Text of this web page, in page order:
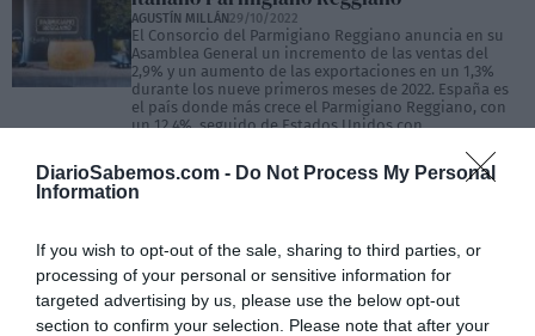
DiarioSabemos.com - Do Not Process My Personal
Information
If you wish to opt-out of the sale, sharing to third parties, or
processing of your personal or sensitive information for
targeted advertising by us, please use the below opt-out
section to confirm your selection. Please note that after your
AGUSTÍN MILLÁN29/10/2022
El Consorcio del Parmigiano Reggiano anuncia en su
Asamblea General un incremento de las ventas del
2,9% y un aumento de las exportaciones en un 1,3%
durante los nueve primeros meses de 2022. España es
el país donde más crece el Parmigiano Reggiano, con
un 12,4%, seguido de Estados Unidos con...
Parmigiano Regiano
AGUSTÍN MILLÁN
artesanal de este famoso queso italiano, que se
mantiene inalterable desde hace siglos. Solo un corte
correcta y hábilmente ejecutado permitirá que la
rueda de Parmigiano Regiano libere sus aromas,
sabores y...